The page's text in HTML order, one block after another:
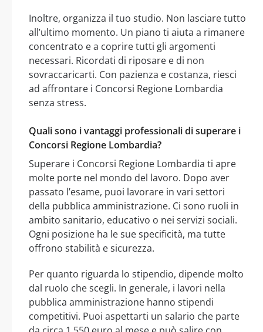
Inoltre, organizza il tuo studio. Non lasciare tutto
all’ultimo momento. Un piano ti aiuta a rimanere
concentrato e a coprire tutti gli argomenti
necessari. Ricordati di riposare e di non
sovraccaricarti. Con pazienza e costanza, riesci
ad affrontare i Concorsi Regione Lombardia
senza stress.
Quali sono i vantaggi professionali di superare i
Concorsi Regione Lombardia?
Superare i Concorsi Regione Lombardia ti apre
molte porte nel mondo del lavoro. Dopo aver
passato l’esame, puoi lavorare in vari settori
della pubblica amministrazione. Ci sono ruoli in
ambito sanitario, educativo o nei servizi sociali.
Ogni posizione ha le sue specificità, ma tutte
offrono stabilità e sicurezza.
Per quanto riguarda lo stipendio, dipende molto
dal ruolo che scegli. In generale, i lavori nella
pubblica amministrazione hanno stipendi
competitivi. Puoi aspettarti un salario che parte